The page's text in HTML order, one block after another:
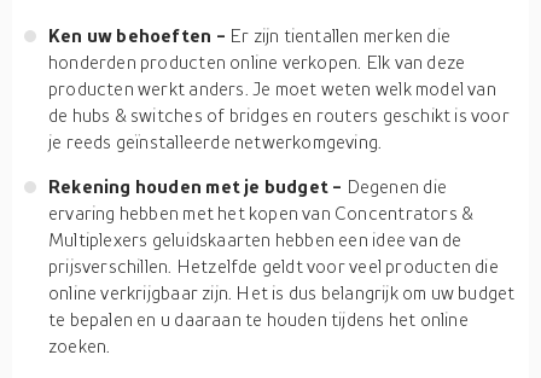
Ken uw behoeften - Er zijn tientallen merken die
honderden producten online verkopen. Elk van deze
producten werkt anders. Je moet weten welk model van
de hubs & switches of bridges en routers geschikt is voor
je reeds geïnstalleerde netwerkomgeving.
Rekening houden met je budget - Degenen die
ervaring hebben met het kopen van Concentrators &
Multiplexers geluidskaarten hebben een idee van de
prijsverschillen. Hetzelfde geldt voor veel producten die
online verkrijgbaar zijn. Het is dus belangrijk om uw budget
te bepalen en u daaraan te houden tijdens het online
zoeken.